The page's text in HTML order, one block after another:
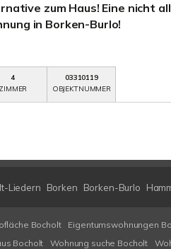
zum Haus! Eine nicht
in Borken-Burlo!
4
ZIMMER
03310119
OBJEKTNUMMER
Liedern Borken Borken-Burlo
Bocholt Eigentumswohnungen
Bocholt Wohnung suche Bocholt